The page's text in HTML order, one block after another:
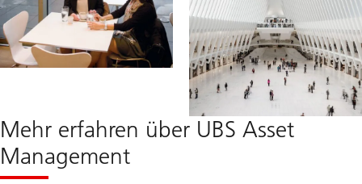
Mehr erfahren über UBS Asset
Management